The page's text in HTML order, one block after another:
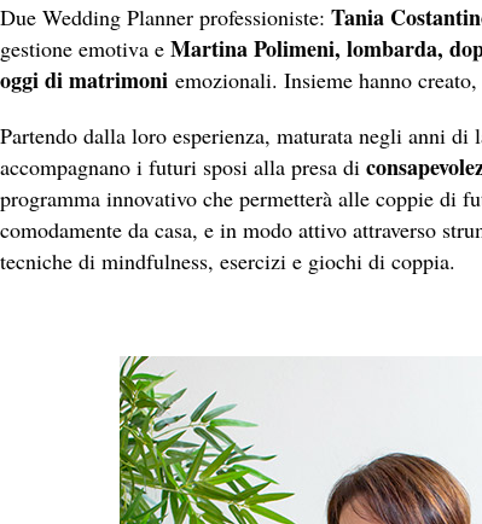
Due Wedding Planner professioniste: Tania
gestione emotiva e Martina Polimeni, lombarda,
oggi di matrimoni emozionali. Insieme hanno
Partendo dalla loro esperienza, maturata negli anni
accompagnano i futuri sposi alla presa di
programma innovativo che permetterà alle coppie di
comodamente da casa, e in modo attivo attraverso
tecniche di mindfulness, esercizi e giochi di coppia.